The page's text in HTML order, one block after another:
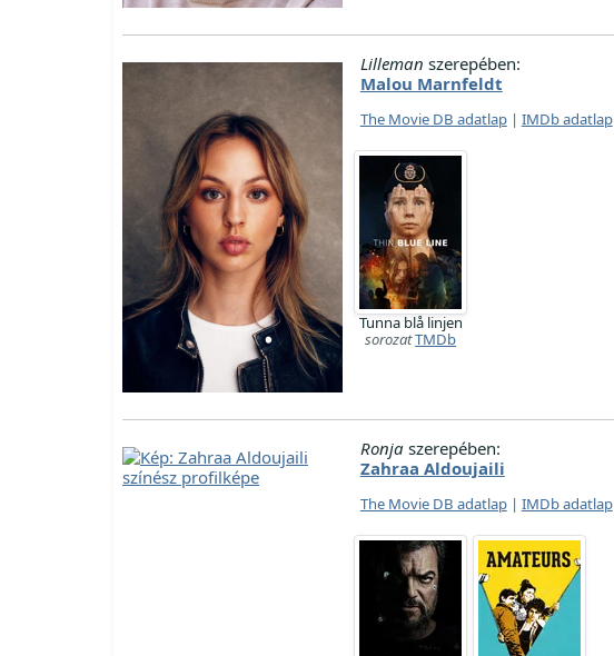
Lilleman szerepében:
Malou Marnfeldt
The Movie DB adatlap| IMDb adatlap
Tunna blå linjen
sorozatTMDb
Ronjaszerepében:
Zahraa Aldoujaili
The Movie DB adatlap| IMDb adatlap